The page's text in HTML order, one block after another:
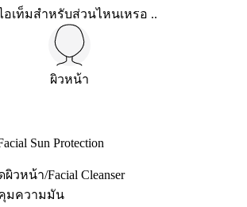
อเท็มสำหรับส่วนไหนเหรอ ..
ผิวหน้า
Sun Protection
วหน้า/Facial Cleanser
มความมัน